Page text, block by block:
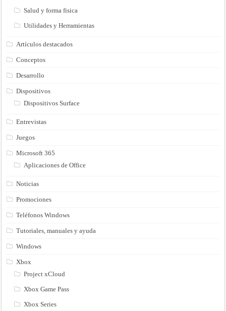
Salud y forma fisica
Utilidades y Herramientas
Artículos destacados
Conceptos
Desarrollo
Dispositivos
Dispositivos Surface
Entrevistas
Juegos
Microsoft 365
Aplicaciones de Office
Noticias
Promociones
Teléfonos Windows
Tutoriales, manuales y ayuda
Windows
Xbox
Project xCloud
Xbox Game Pass
Xbox Series